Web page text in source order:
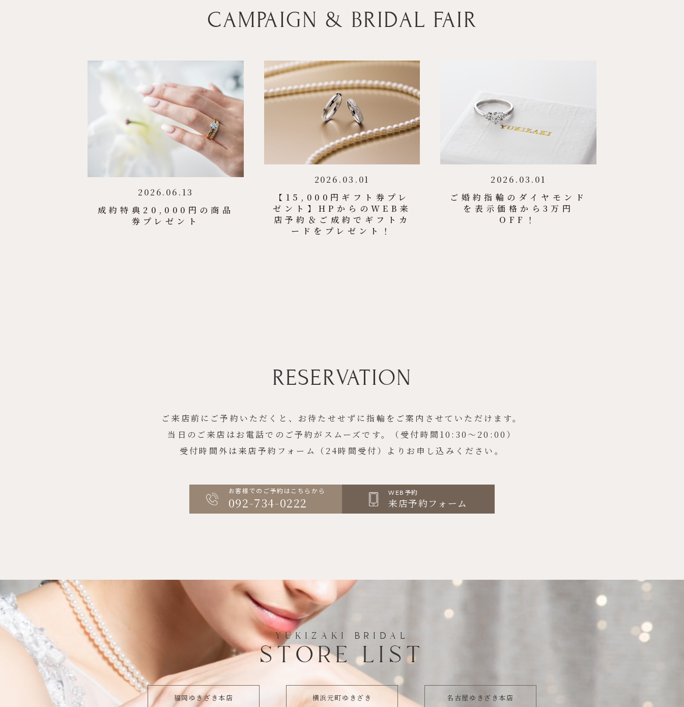
CAMPAIGN & BRIDAL FAIR
2026.06.13
成約特典20,000円の商品
券プレゼント
2026.03.01
【15,000円ギフト券プレ
ゼント】HPからのWEB来
店予約＆ご成約でギフトカ
ードをプレゼント！
2026.03.01
ご婚約指輪のダイヤモンド
を表示価格から3万円
OFF！
RESERVATION
ご来店前にご予約いただくと、お待たせせずに指輪をご案内させていただけます。
当日のご来店はお電話でのご予約がスムーズです。（受付時間10:30〜20:00）
受付時間外は来店予約フォーム（24時間受付）よりお申し込みください。
お客様でのご予約はこちらから
092-734-0222
WEB予約
来店予約フォーム
YUKIZAKI BRIDAL
STORE LIST
福岡ゆきざき本店 横浜元町ゆきざき 名古屋ゆきざき本店